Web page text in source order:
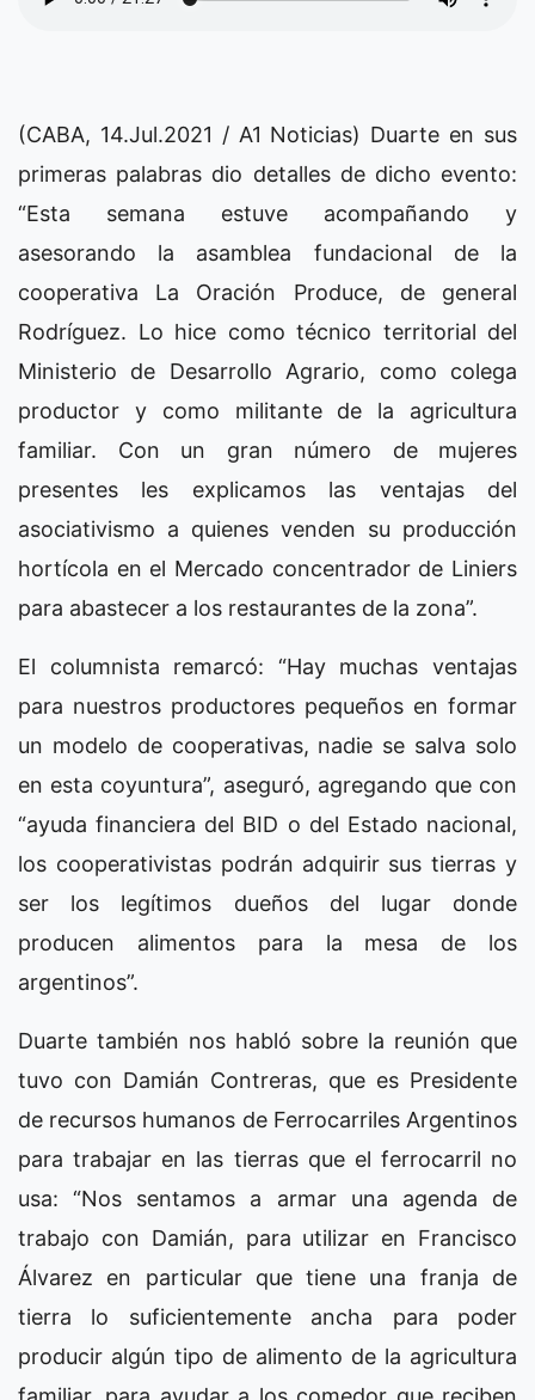
(CABA, 14.Jul.2021 / A1 Noticias) Duarte en sus
primeras palabras dio detalles de dicho evento:
“Esta semana estuve acompañando y
asesorando la asamblea fundacional de la
cooperativa La Oración Produce, de general
Rodríguez. Lo hice como técnico territorial del
Ministerio de Desarrollo Agrario, como colega
productor y como militante de la agricultura
familiar. Con un gran número de mujeres
presentes les explicamos las ventajas del
asociativismo a quienes venden su producción
hortícola en el Mercado concentrador de Liniers
para abastecer a los restaurantes de la zona”.
El columnista remarcó: “Hay muchas ventajas
para nuestros productores pequeños en formar
un modelo de cooperativas, nadie se salva solo
en esta coyuntura”, aseguró, agregando que con
“ayuda financiera del BID o del Estado nacional,
los cooperativistas podrán adquirir sus tierras y
ser los legítimos dueños del lugar donde
producen alimentos para la mesa de los
argentinos”.
Duarte también nos habló sobre la reunión que
tuvo con Damián Contreras, que es Presidente
de recursos humanos de Ferrocarriles Argentinos
para trabajar en las tierras que el ferrocarril no
usa: “Nos sentamos a armar una agenda de
trabajo con Damián, para utilizar en Francisco
Álvarez en particular que tiene una franja de
tierra lo suficientemente ancha para poder
producir algún tipo de alimento de la agricultura